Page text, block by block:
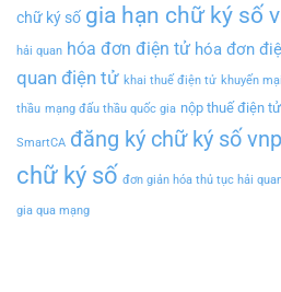
chữ ký số gia hạn chữ ký số
hải quan hóa đơn điện tử hóa đơn
quan điện tử khai thuế điện tử khuyến mại
thầu mạng đấu thầu quốc gia nộp thuế điện tử
SmartCA đăng ký chữ ký số
chữ ký số đơn giản hóa thủ tục hải
gia qua mạng